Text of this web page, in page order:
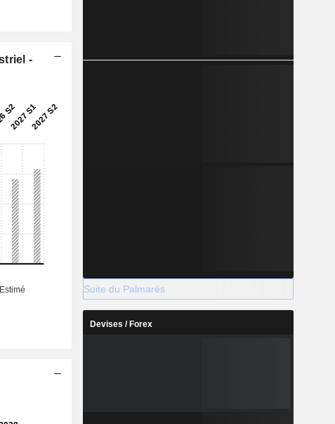
-
Suite du Palmarès
Devises / Forex